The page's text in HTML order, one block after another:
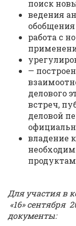
поиск
ведения
работа с
—
делового
встреч,
деловой
владение
Для участия в
«16» сентября
документы: